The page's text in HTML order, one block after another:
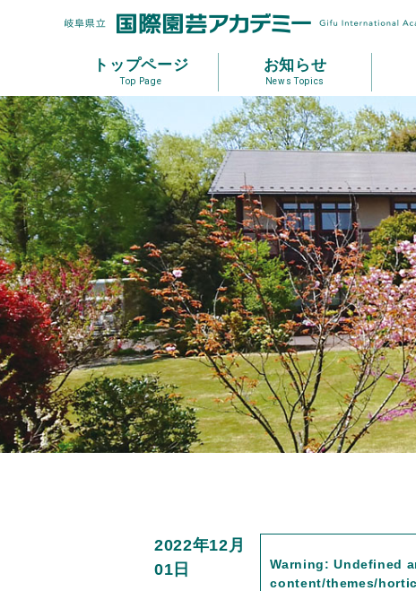
トップページ
Top Page
お知らせ
News Topics
2022年12月
01日
Warning: Undefined
content/themes/